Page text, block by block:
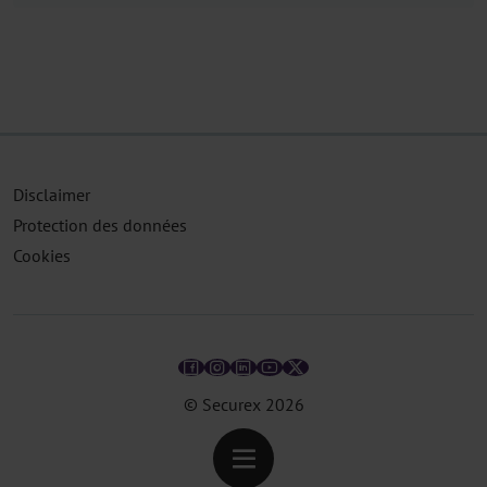
© Securex 2026
Disclaimer
Protection des données
Cookies